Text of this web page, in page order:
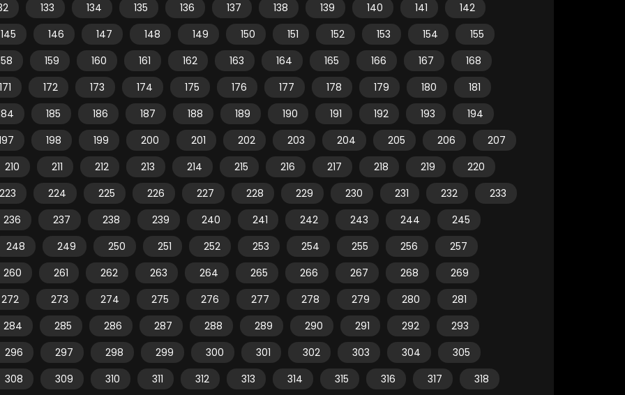
133 134 135 136 137 138 139 140 141
142
145
146 147 148 149 150 151 152 153 154
155
159 160 161 162 163 164 165 166 167
168
171
172 173 174 175 176 177 178 179 180
181
185 186 187 188 189 190 191 192 193
194
198 199 200 201 202 203 204 205 206
207
210
211 212 213 214 215 216 217 218 219
220
223
224 225 226 227 228 229 230 231 232
233
236
237 238 239 240 241 242 243 244
245
248
249 250 251 252 253 254 255 256
257
260
261 262 263 264 265 266 267 268
269
272
273 274 275 276 277 278 279 280
281
284
285 286 287 288 289 290 291 292
293
296
297 298 299 300 301 302 303 304
305
308
309 310 311 312 313 314 315 316 317
318